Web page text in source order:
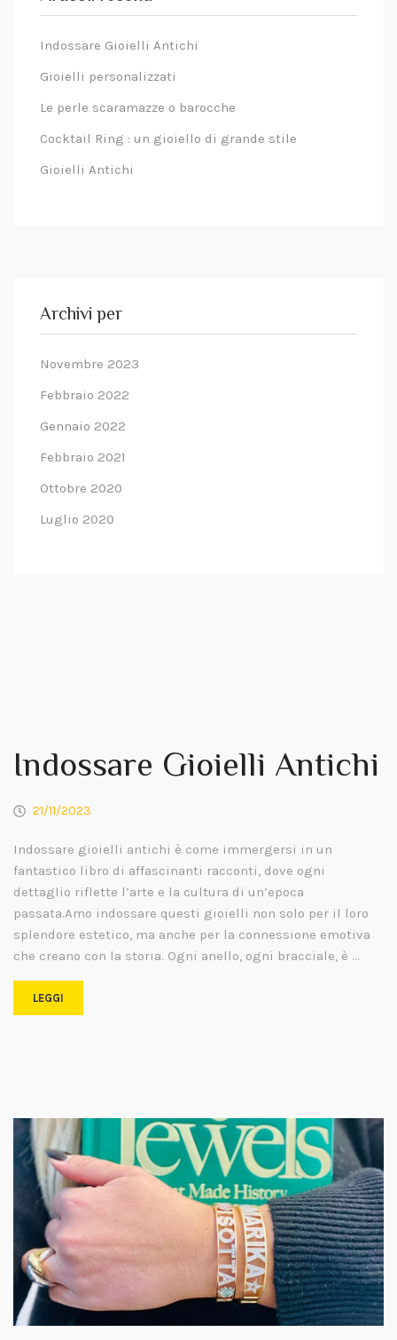
Indossare Gioielli Antichi
21/11/2023
Indossare gioielli antichi è come immergersi in un
fantastico libro di affascinanti racconti, dove ogni
dettaglio riflette l’arte e la cultura di un’epoca
passata.Amo indossare questi gioielli non solo per il loro
splendore estetico, ma anche per la connessione emotiva
che creano con la storia. Ogni anello, ogni bracciale, è …
LEGGI
sull'indirizzo.
Indossare Gioielli Antichi
Gioielli personalizzati
Le perle scaramazze o barocche
Cocktail Ring : un gioiello di grande stile
Gioielli Antichi
Archivi per
Novembre 2023
Febbraio 2022
Gennaio 2022
Febbraio 2021
Ottobre 2020
Luglio 2020